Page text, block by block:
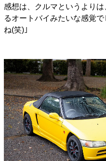
感想は、クルマというより
るオートバイみたいな感覚
ね(笑)｣